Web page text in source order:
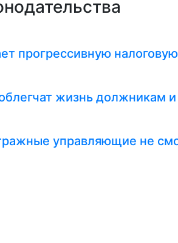
прогрессивную
жизнь должникам
управляющие не